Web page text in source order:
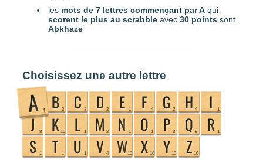
les mots de 7 lettres commençant par Aqui
scorent le plus au scrabbleavec 30 pointssont
Abkhaze
Choisissez une autre lettre